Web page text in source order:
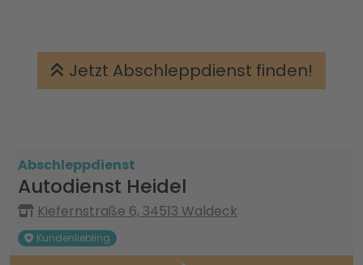
Jetzt Abschleppdienst finden!
Abschleppdienst
Autodienst Heidel
Kiefernstraße 6, 34513 Waldeck
Kundenliebling